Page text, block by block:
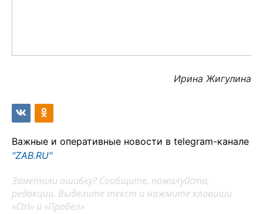
Ирина Жигулина
Важные и оперативные новости в telegram-канале
"ZAB.RU"
Заметили ошибку? Сообщите, пожалуйста,
редакции. Выделите текст и нажмите клавиши
«Ctrl» и «Пробел»